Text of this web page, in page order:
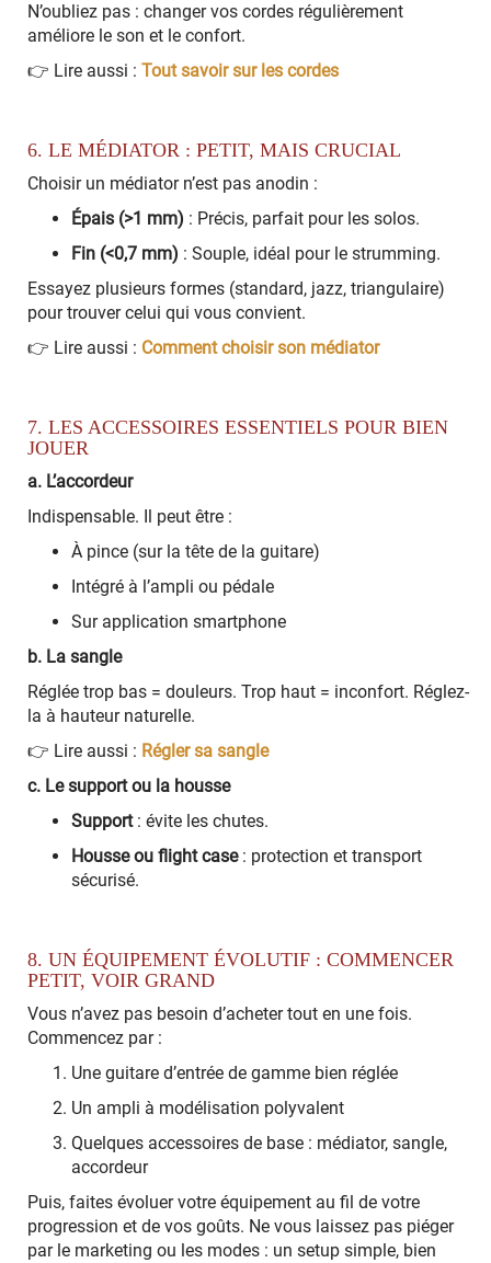
N’oubliez pas : changer vos cordes régulièrement
améliore le son et le confort.
👉 Lire aussi : Tout savoir sur les cordes
6. LE MÉDIATOR : PETIT, MAIS CRUCIAL
Choisir un médiator n’est pas anodin :
Épais (>1 mm) : Précis, parfait pour les solos.
Fin (<0,7 mm) : Souple, idéal pour le strumming.
Essayez plusieurs formes (standard, jazz, triangulaire)
pour trouver celui qui vous convient.
👉 Lire aussi : Comment choisir son médiator
7. LES ACCESSOIRES ESSENTIELS POUR BIEN
JOUER
a. L’accordeur
Indispensable. Il peut être :
À pince (sur la tête de la guitare)
Intégré à l’ampli ou pédale
Sur application smartphone
b. La sangle
Réglée trop bas = douleurs. Trop haut = inconfort. Réglez-
la à hauteur naturelle.
👉 Lire aussi : Régler sa sangle
c. Le support ou la housse
Support: évite les chutes.
Housse ou flight case: protection et transport
sécurisé.
8. UN ÉQUIPEMENT ÉVOLUTIF : COMMENCER
PETIT, VOIR GRAND
Vous n’avez pas besoin d’acheter tout en une fois.
Commencez par :
Une guitare d’entrée de gamme bien réglée
Un ampli à modélisation polyvalent
Quelques accessoires de base : médiator, sangle,
accordeur
Puis, faites évoluer votre équipement au fil de votre
progression et de vos goûts. Ne vous laissez pas piéger
par le marketing ou les modes : un setup simple, bien